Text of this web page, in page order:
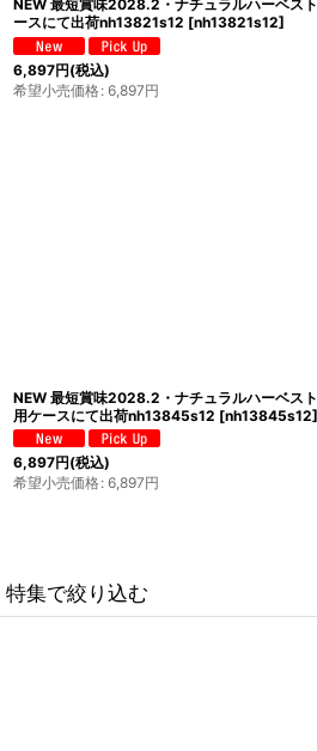
NEW 最短賞味2028.2・ナチュラルハーベス
ースにて出荷nh13821s12 [nh13821s12]
6,897円(税込)
希望小売価格: 6,897円
NEW 最短賞味2028.2・ナチュラルハーベス
用ケースにて出荷nh13845s12 [nh13845s12]
6,897円(税込)
希望小売価格: 6,897円
特集で絞り込む